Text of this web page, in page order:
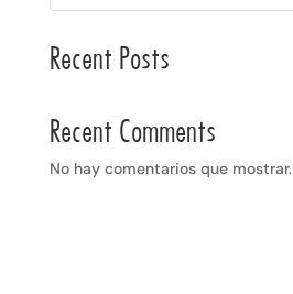
Recent Posts
Recent Comments
No hay comentarios que mostrar.